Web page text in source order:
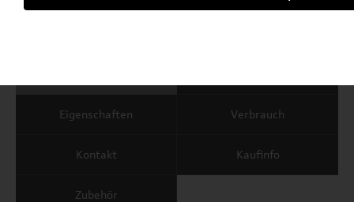
Fahrzeug
Parkhaus
Eigenschaften Verbrauch
Kontakt Kaufinfo
Zubehör